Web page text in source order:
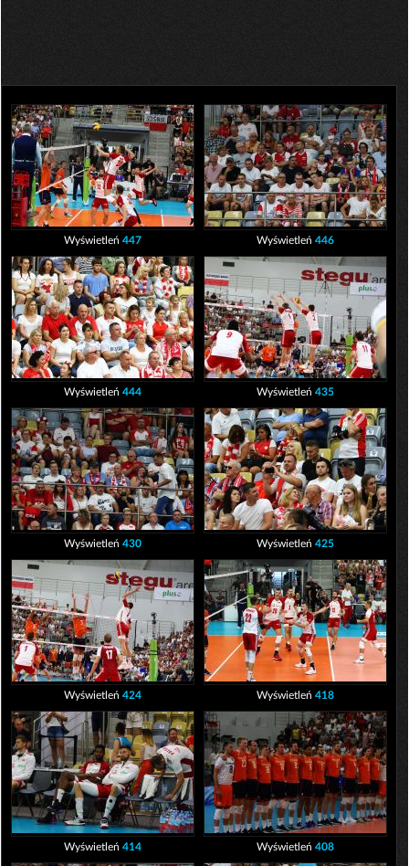
Wyświetleń 447 Wyświetleń 446
Wyświetleń 444 Wyświetleń 435
Wyświetleń 430 Wyświetleń 425
Wyświetleń 424 Wyświetleń 418
Wyświetleń 414 Wyświetleń 408